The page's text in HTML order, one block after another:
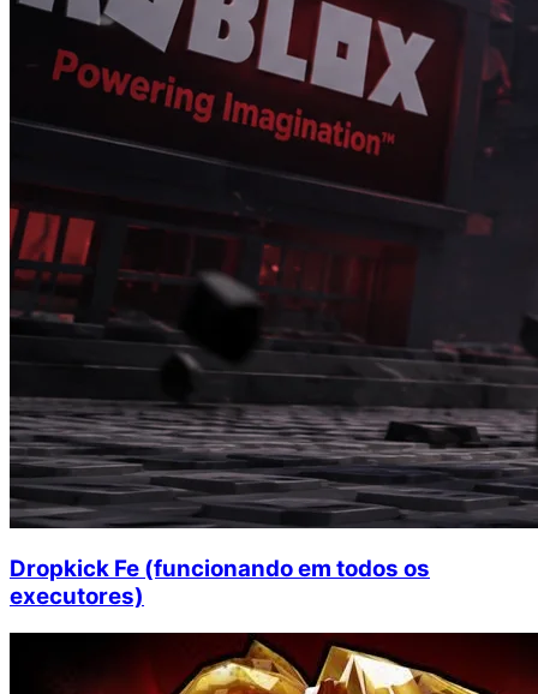
Dropkick Fe (funcionando em todos os
executores)